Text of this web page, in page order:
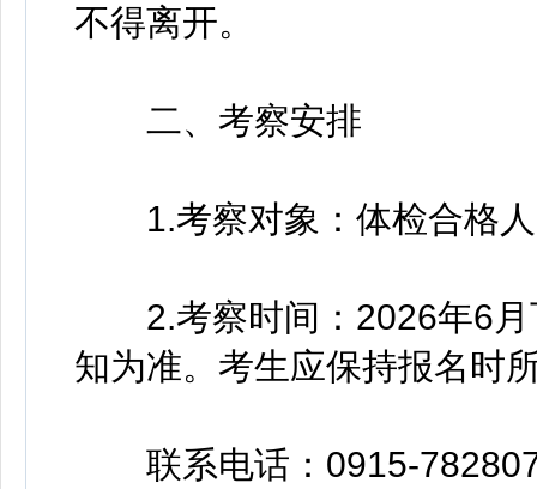
不得离开。
二、考察安排
1.考察对象：体检合格人
2.考察时间：2026年6月
知为准。考生应保持报名时
联系电话：0915-